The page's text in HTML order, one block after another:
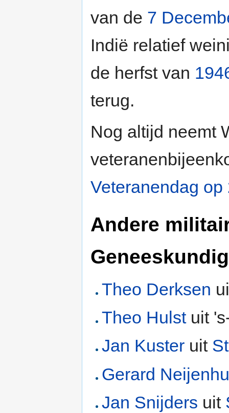
van de 7
Indië relatief
de herfst van
terug.
Nog altijd neemt
Veteranendag
Andere
Theo Derksen
Theo Hulstuit
Jan Kuster uit
Gerard
Jan Snijders uit